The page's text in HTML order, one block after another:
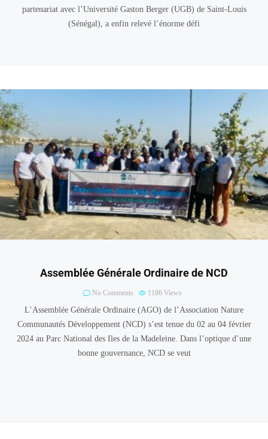
partenariat avec l’Université Gaston Berger (UGB) de Saint-Louis
(Sénégal), a enfin relevé l’énorme défi
Assemblée Générale Ordinaire de NCD
No Comments 1186 Views
L’Assemblée Générale Ordinaire (AGO) de l’Association Nature
Communautés Développement (NCD) s’est tenue du 02 au 04 février
2024 au Parc National des Iles de la Madeleine. Dans l’optique d’une
bonne gouvernance, NCD se veut